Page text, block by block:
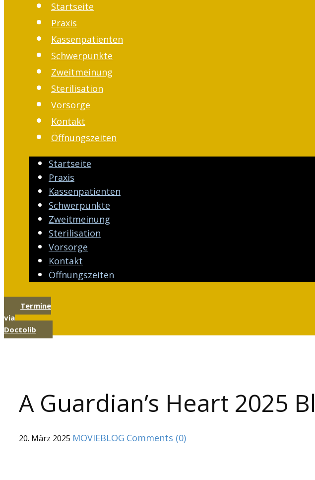
Startseite
Praxis
Kassenpatienten
Schwerpunkte
Zweitmeinung
Sterilisation
Vorsorge
Kontakt
Öffnungszeiten
Startseite
Praxis
Kassenpatienten
Schwerpunkte
Zweitmeinung
Sterilisation
Vorsorge
Kontakt
Öffnungszeiten
Termine
via
Doctolib
A Guardian’s Heart 2025
20. März 2025 MOVIEBLOG Comments (0)